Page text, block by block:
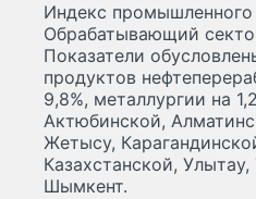
Индекс промышленного
Обрабатывающий
Показатели
продуктов
9,8%, металлургии на
Актюбинской,
Жетысу,
Казахстанской,
Шымкент.